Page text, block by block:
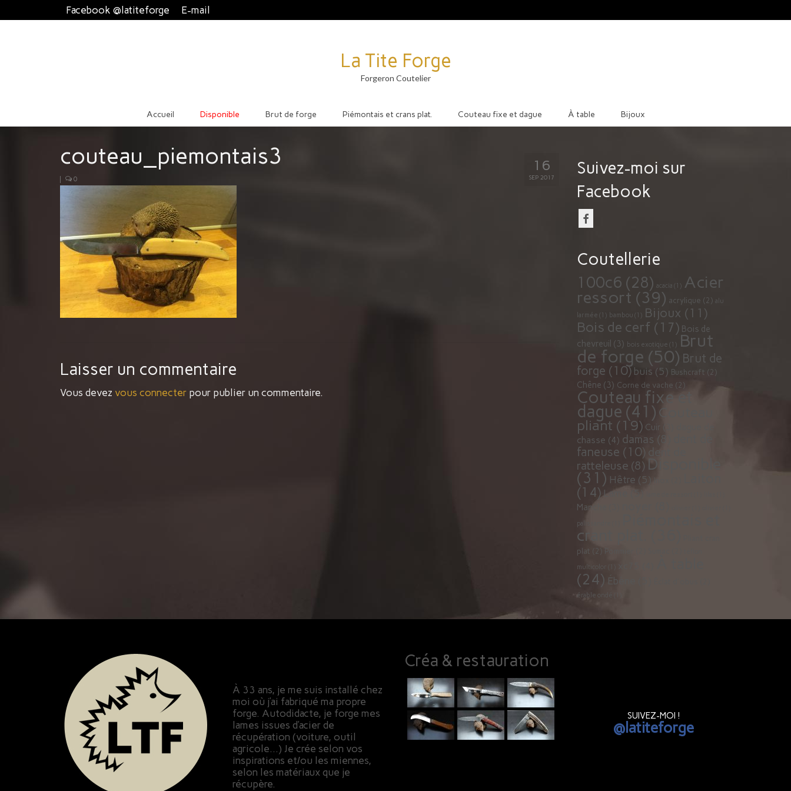
Facebook @latiteforge E-mail
La Tite Forge
Forgeron Coutelier
Accueil Disponible Brut de forge Piémontais et crans plat. Couteau fixe et dague À table Bijoux
16
SEP 2017
couteau_piemontais3
0
Laisser un commentaire
Vous devez vous connecter pour publier un commentaire.
Suivez-moi sur
Facebook
Coutellerie
100c6 (28) acacia (1) Acier
ressort (39) acrylique (2) alu
larmée (1) bambou (1) Bijoux (11)
Bois de cerf (17) Bois de
chevreuil (3) bois exotique (1) Brut
de forge (50) Brut de
forge (10) buis (5) Bushcraft (2)
Chêne (3) Corne de vache (2)
Couteau fixe et
dague (41) Couteau
pliant (19) Cuir
chasse (4) damas (8)
faneuse (10) dent de
ratteleuse (8) Disponible
(31) Hêtre (5)
(14) Lame
Manche
palissandre
crant plat.
plat
multicolor
(24) Ébène
érable ondé
À 33 ans, je me suis installé chez
moi où j’ai fabriqué ma propre
forge. Autodidacte, je forge mes
lames issues d’acier de
récupération (voiture, outil
agricole…) Je crée selon vos
inspirations et/ou les miennes,
selon les matériaux que je
récupère.
Créa & restauration
SUIVEZ-MOI !
@latiteforge